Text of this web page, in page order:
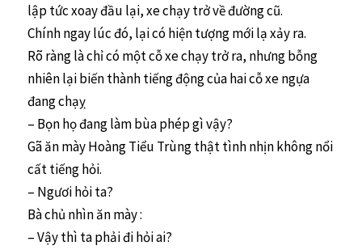
lập tức xoay đầu lại, xe chạy trở về đường cũ.
Chính ngay lúc đó, lại có hiện tượng mới lạ xảy ra.
Rõ ràng là chỉ có một cỗ xe chạy trở ra, nhưng bỗng
nhiên lại biến thành tiếng động của hai cỗ xe ngựa
đang chạỵ
– Bọn họ đang làm bùa phép gì vậy?
Gã ăn mày Hoàng Tiểu Trùng thật tình nhịn không nổi
cất tiếng hỏi.
– Ngươi hỏi ta?
Bà chủ nhìn ăn mày :
– Vậy thì ta phải đi hỏi ai?